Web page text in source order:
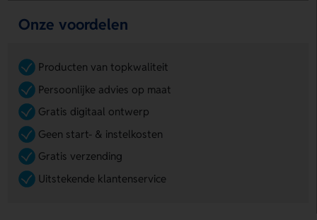
Onze voordelen
Producten van topkwaliteit
Persoonlijke advies op maat
Gratis digitaal ontwerp
Geen start- & instelkosten
Gratis verzending
Uitstekende klantenservice